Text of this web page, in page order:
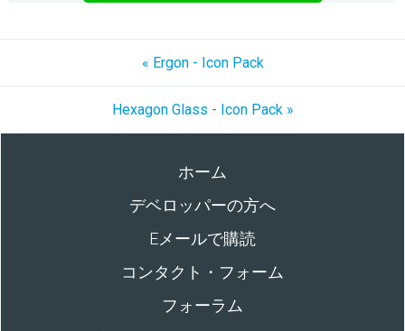
« Ergon - Icon Pack
Hexagon Glass - Icon Pack »
ホーム
デベロッパーの方へ
Eメールで購読
コンタクト・フォーム
フォーラム